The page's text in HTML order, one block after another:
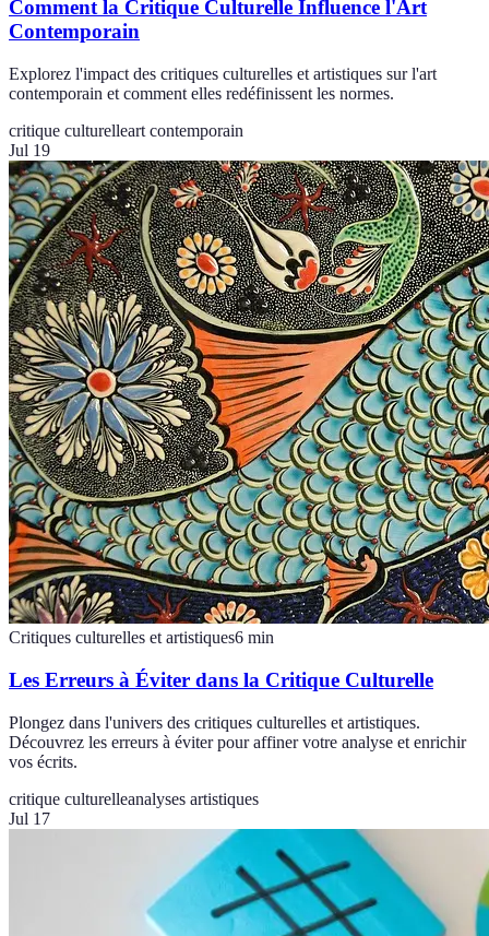
Comment la Critique Culturelle Influence l'Art
Contemporain
Explorez l'impact des critiques culturelles et artistiques sur l'art
contemporain et comment elles redéfinissent les normes.
critique culturelleart contemporain
Jul 19
Critiques culturelles et artistiques6 min
Les Erreurs à Éviter dans la Critique Culturelle
Plongez dans l'univers des critiques culturelles et artistiques.
Découvrez les erreurs à éviter pour affiner votre analyse et enrichir
vos écrits.
critique culturelleanalyses artistiques
Jul 17